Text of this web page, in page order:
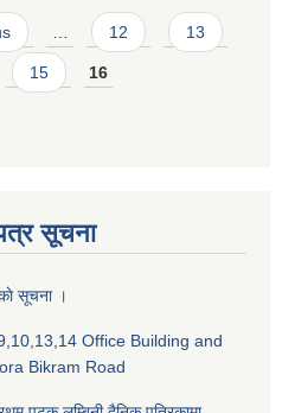
12 13
15 16
सूचना
सूचना ।
Office Building and
Bikram Road